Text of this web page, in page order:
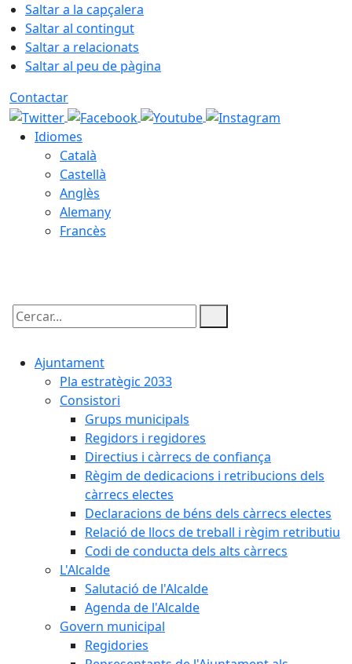
Saltar a la capçalera
Saltar al contingut
Saltar a relacionats
Saltar al peu de pàgina
Contactar
Idiomes
Català
Castellà
Anglès
Alemany
Francès
Cercar:
Ajuntament
Pla estratègic 2033
Consistori
Grups municipals
Regidors i regidores
Directius i càrrecs de confiança
Règim de dedicacions i retribucions dels
càrrecs electes
Declaracions de béns dels càrrecs electes
Relació de llocs de treball i règim retributiu
Codi de conducta dels alts càrrecs
L'Alcalde
Salutació de l'Alcalde
Agenda de l'Alcalde
Govern municipal
Regidories